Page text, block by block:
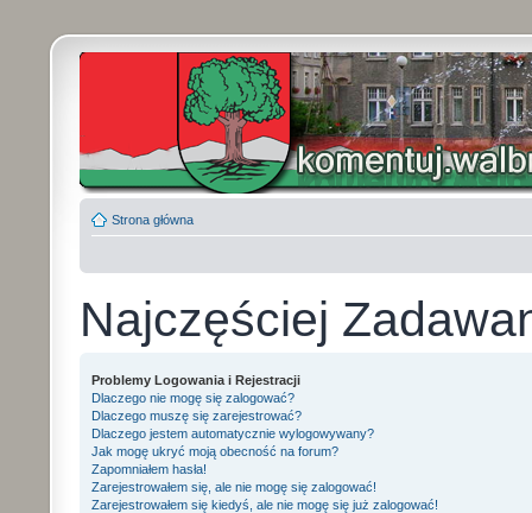
Strona główna
Najczęściej
Problemy Logowania i Rejestracji
Dlaczego nie mogę się zalogować?
Dlaczego muszę się zarejestrować?
Dlaczego jestem automatycznie wylogowywany?
Jak mogę ukryć moją obecność na forum?
Zapomniałem hasła!
Zarejestrowałem się, ale nie mogę się zalogować!
Zarejestrowałem się kiedyś, ale nie mogę się już zalogować!